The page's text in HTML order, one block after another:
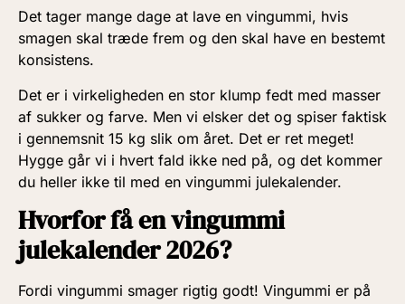
Det tager mange dage at lave en vingummi, hvis
smagen skal træde frem og den skal have en bestemt
konsistens.
Det er i virkeligheden en stor klump fedt med masser
af sukker og farve. Men vi elsker det og spiser faktisk
i gennemsnit 15 kg slik om året. Det er ret meget!
Hygge går vi i hvert fald ikke ned på, og det kommer
du heller ikke til med en vingummi julekalender.
Hvorfor få en vingummi
julekalender 2026?
Fordi vingummi smager rigtig godt! Vingummi er på